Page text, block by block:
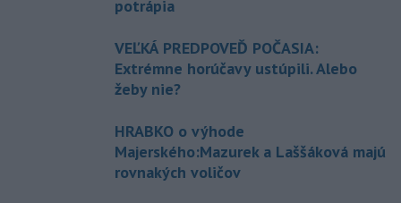
potrápia
VEĽKÁ PREDPOVEĎ POČASIA:
Extrémne horúčavy ustúpili. Alebo
žeby nie?
HRABKO o výhode
Majerského:Mazurek a Laššáková majú
rovnakých voličov